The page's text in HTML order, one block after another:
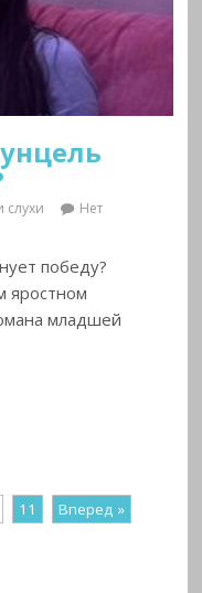
слухи
Нет
победу?
яростном
младшей
11 Вперед »